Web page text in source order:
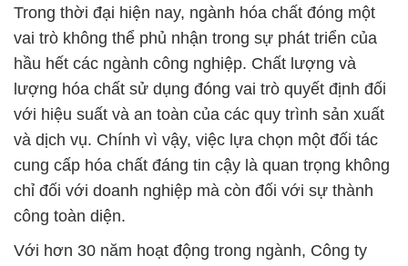
Trong thời đại hiện nay, ngành hóa chất đóng một
vai trò không thể phủ nhận trong sự phát triển của
hầu hết các ngành công nghiệp. Chất lượng và
lượng hóa chất sử dụng đóng vai trò quyết định đối
với hiệu suất và an toàn của các quy trình sản xuất
và dịch vụ. Chính vì vậy, việc lựa chọn một đối tác
cung cấp hóa chất đáng tin cậy là quan trọng không
chỉ đối với doanh nghiệp mà còn đối với sự thành
công toàn diện.
Với hơn 30 năm hoạt động trong ngành, Công ty